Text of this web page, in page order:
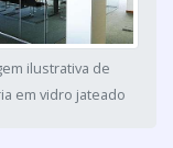
ilustrativa de
em vidro jateado